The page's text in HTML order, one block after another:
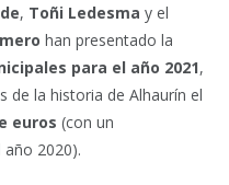
, Toñi Ledesma y el
han presentado la
para el año 2021,
de la historia de Alhaurín el
euros (con un
2020).